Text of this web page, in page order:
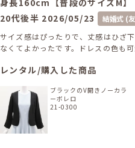
20代後半 2026/05/23
結婚式 (
サイズ感はぴったりで、丈感はひざ
なくてよかったです。ドレスの色も
レンタル/購入した商品
ブラックのV開きノーカラ
ーボレロ
21-0300